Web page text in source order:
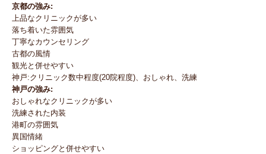
京都の強み:
上品なクリニックが多い
落ち着いた雰囲気
丁寧なカウンセリング
古都の風情
観光と併せやすい
神戸:クリニック数中程度(20院程度)、おしゃれ、洗練
神戸の強み:
おしゃれなクリニックが多い
洗練された内装
港町の雰囲気
異国情緒
ショッピングと併せやすい